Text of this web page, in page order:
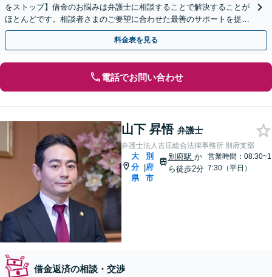
をストップ】借金のお悩みは弁護士に相談することで解決することが
ほとんどです。相談者さまのご要望に合わせた最善のサポートを提供
し、人生の再スタートをお手伝いいたします。
料金表を見る
電話でお問い合わせ
山下 昇悟 弁護士
弁護士法人古庄総合法律事務所 別府支部
大
分
県
|
別
府
市
別府駅 か
ら徒歩2分
営業時間：08:30~1
7:30（平日）
借金返済の相談・交渉